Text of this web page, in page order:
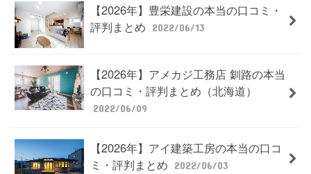
【2026年】豊栄建設の本当の口コミ・
評判まとめ
2022/06/13
【2026年】アメカジ工務店 釧路の本当
の口コミ・評判まとめ（北海道）
2022/06/09
【2026年】アイ建築工房の本当の口コ
ミ・評判まとめ
2022/06/03